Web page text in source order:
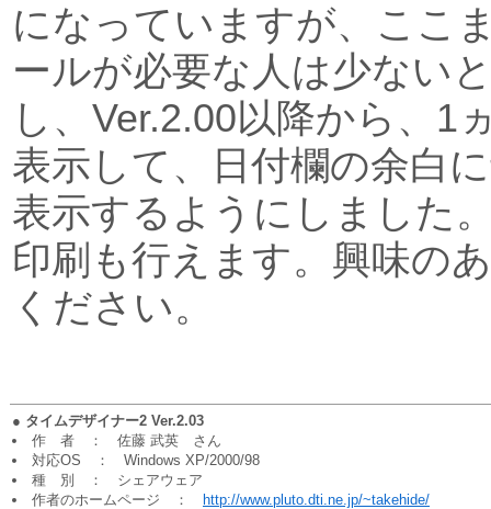
になっていますが、ここ
ールが必要な人は少ない
し、Ver.2.00以降から、1
表示して、日付欄の余白
表示するようにしました
印刷も行えます。興味の
ください。
● タイムデザイナー2 Ver.2.03
作 者 ： 佐藤 武英 さん
対応OS ： Windows XP/2000/98
種 別 ： シェアウェア
作者のホームページ ：
http://www.pluto.dti.ne.jp/~takehide/